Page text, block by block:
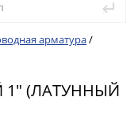
арматура/
1" (ЛАТУННЫЙ